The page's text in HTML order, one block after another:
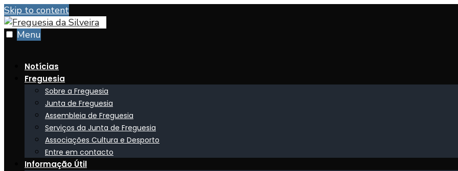
Skip to content
Menu
Notícias
Freguesia
Sobre a Freguesia
Junta de Freguesia
Assembleia de Freguesia
Serviços da Junta de Freguesia
Associações Cultura e Desporto
Entre em contacto
Informação Útil